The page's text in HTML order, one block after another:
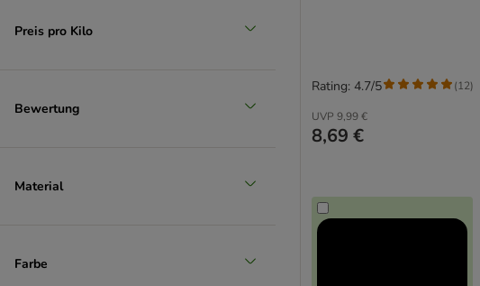
Preis pro Kilo
Bewertung
Material
Farbe
UVP 9,99 €
8,69 €
Rating: 4.7/5 (12)